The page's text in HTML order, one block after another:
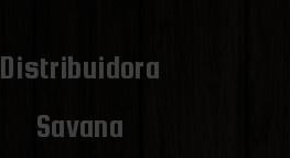
Distribuidora
Savana